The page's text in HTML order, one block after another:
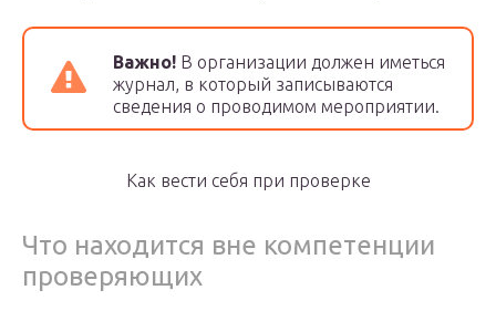
Важно! В организации должен иметься
журнал, в который записываются
сведения о проводимом мероприятии.
Как вести себя при проверке
Что находится вне компетенции
проверяющих